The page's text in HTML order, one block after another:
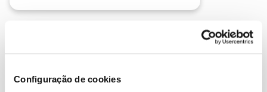
Configuração de cookies